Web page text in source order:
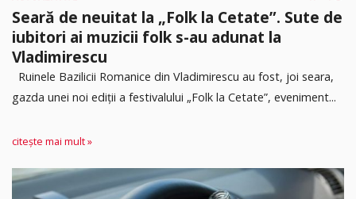
Seară de neuitat la „Folk la Cetate”. Sute de
iubitori ai muzicii folk s-au adunat la
Vladimirescu
Ruinele Bazilicii Romanice din Vladimirescu au fost, joi seara,
gazda unei noi ediții a festivalului „Folk la Cetate”, eveniment...
citește mai mult »